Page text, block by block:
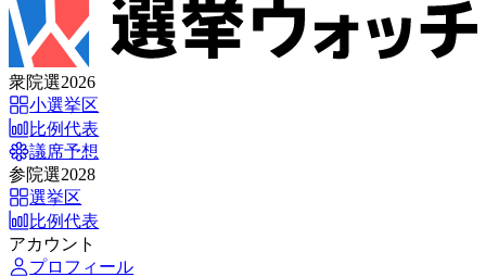
衆院選2026
小選挙区
比例代表
議席予想
参院選2028
選挙区
比例代表
アカウント
プロフィール